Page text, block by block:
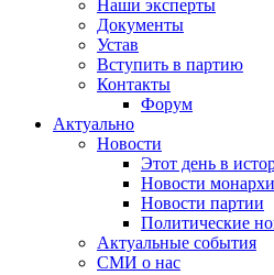
Наши эксперты
Документы
Устав
Вступить в партию
Контакты
Форум
Актуально
Новости
Этот день в
Новости
Новости партии
Политические
Актуальные события
СМИ о нас